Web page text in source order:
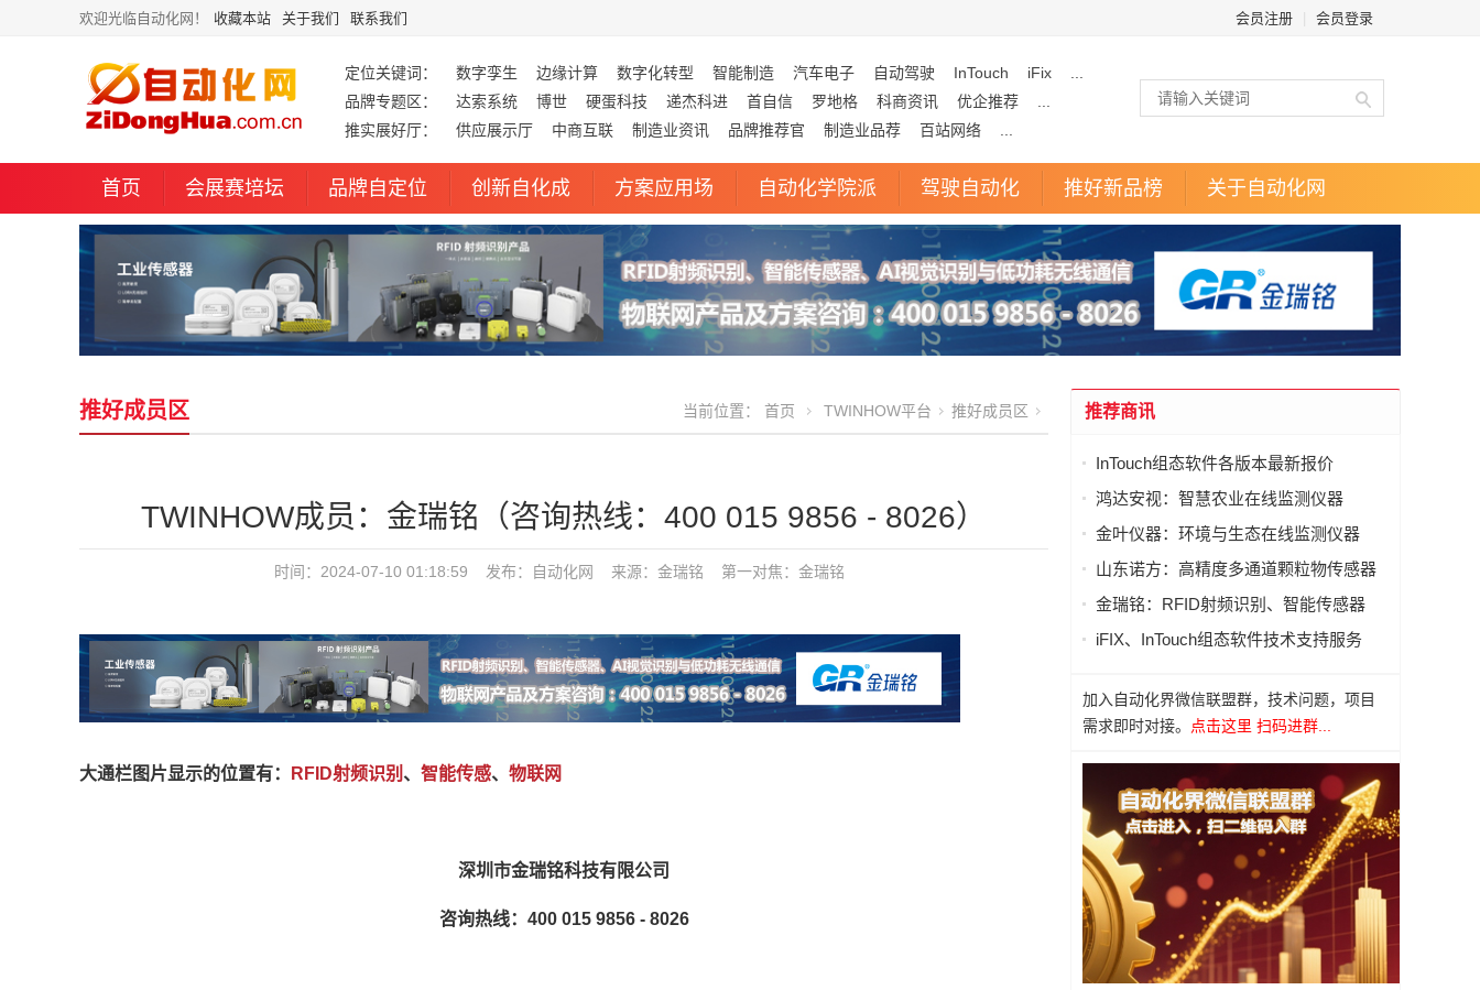
欢迎光临自动化网！ 收藏本站 关于我们 联系我们 会员注册 会员登录
定位关键词： 数字孪生 边缘计算 数字化转型 智能制造 汽车电子 自动驾驶 InTouch iFix
品牌专题区：
达索系统 博世 硬蛋科技 递杰科进 首自信 罗地格 科商资讯 优企推荐
推实展好厅：
供应展示厅 中商互联 制造业资讯 品牌推荐官 制造业品荐 百站网络
首页 会展赛培坛 品牌自定位 创新自化成 方案应用场 自动化学院派 驾驶自动化 推好新品榜 关于自动化网
推好成员区 当前位置： 首页 TWINHOW平台 推好成员区
TWINHOW成员：金瑞铭（咨询热线：400 015 9856 - 8026）
时间：2024-07-10 01:18:59 发布： 自动化网 来源：金瑞铭 第一对焦： 金瑞铭
大通栏图片显示的位置有： RFID射频识别 、 智能传感、 物联网
深圳市金瑞铭科技有限公司
咨询热线：400 015 9856 - 8026
推荐商讯
InTouch组态软件各版本最新报价
鸿达安视：智慧农业在线监测仪器
金叶仪器：环境与生态在线监测仪器
山东诺方：高精度多通道颗粒物传感器
金瑞铭：RFID射频识别、智能传感器
iFIX、InTouch组态软件技术支持服务
加入自动化界微信联盟群，技术问题，项目
需求即时对接。 点击这里 扫码进群...